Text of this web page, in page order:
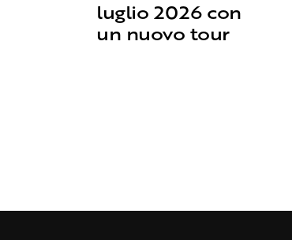
luglio 2026 con
un nuovo tour